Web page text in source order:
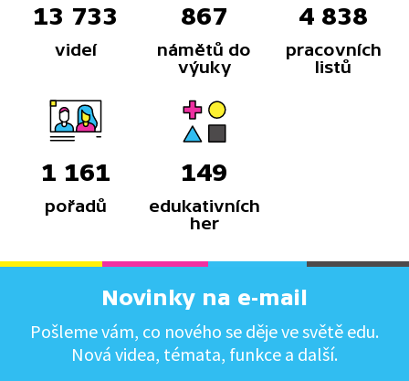
13 733
videí
867
námětů do
výuky
4 838
pracovních
listů
1 161
pořadů
149
edukativních
her
Novinky na e-mail
Pošleme vám, co nového se děje ve světě edu.
Nová videa, témata, funkce a další.